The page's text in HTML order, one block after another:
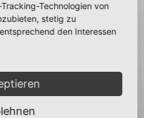
Technologien von
stetig zu
den Interessen